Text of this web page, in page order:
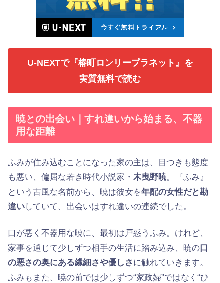
U-NEXTで『椿町ロンリープラネット』を
実質無料で読む
暁との出会い｜すれ違いから始まる、不器
用な距離
ふみが住み込むことになった家の主は、目つきも態度
も悪い、偏屈な若き時代小説家・ 木曳野暁。『ふみ』
という古風な名前から、暁は彼女を年配の女性だと勘
違いしていて、出会いはすれ違いの連続でした。
口が悪く不器用な暁に、最初は戸惑うふみ。けれど、
家事を通じて少しずつ相手の生活に踏み込み、暁の口
の悪さの奥にある繊細さや優しさ に触れていきます。
ふみもまた、暁の前では少しずつ“家政婦”ではなく“ひ